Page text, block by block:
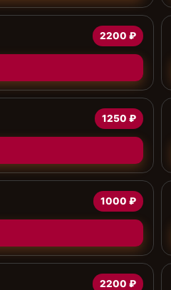
2200 ₽
1250 ₽
1000 ₽
2200 ₽